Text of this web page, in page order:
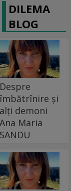
DILEMA
BLOG
Despre
îmbătrînire și
alți demoni
Ana Maria
SANDU